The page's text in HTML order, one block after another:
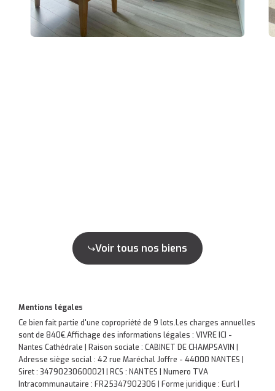
Voir tous nos biens
Mentions légales
Ce bien fait partie d'une copropriété de 9 lots.Les charges annuelles
sont de 840€.Affichage des informations légales : VIVRE ICI -
Nantes Cathédrale | Raison sociale : CABINET DE CHAMPSAVIN |
Adresse siège social : 42 rue Maréchal Joffre - 44000 NANTES |
Siret : 34790230600021 | RCS : NANTES | Numero TVA
Intracommunautaire : FR25347902306 | Forme juridique : Eurl |